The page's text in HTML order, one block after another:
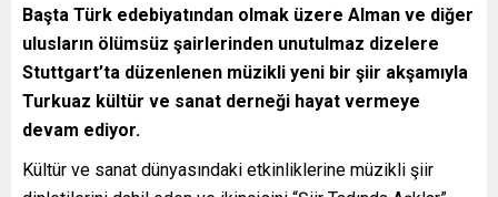
Başta Türk edebiyatından olmak üzere Alman ve diğer
ulusların ölümsüz şairlerinden unutulmaz dizelere
Stuttgart’ta düzenlenen müzikli yeni bir şiir akşamıyla
Turkuaz kültür ve sanat derneği hayat vermeye
devam ediyor.
Kültür ve sanat dünyasındaki etkinliklerine müzikli şiir